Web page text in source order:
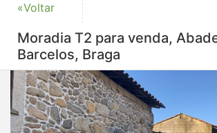
«Voltar
Moradia T2 para venda,
Barcelos, Braga